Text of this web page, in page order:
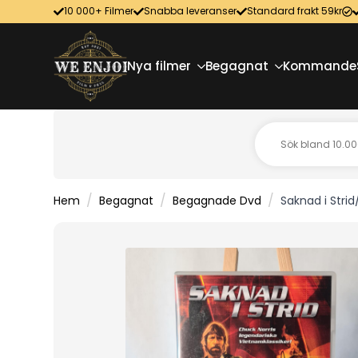
10 000+ Filmer Snabba leveranser Standard frakt 59kr
Nya filmer Begagnat Kommande
Hem Begagnat Begagnade Dvd Saknad i